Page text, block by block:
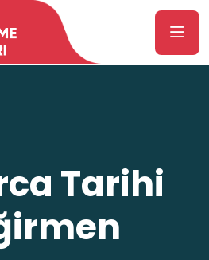
Tarihi